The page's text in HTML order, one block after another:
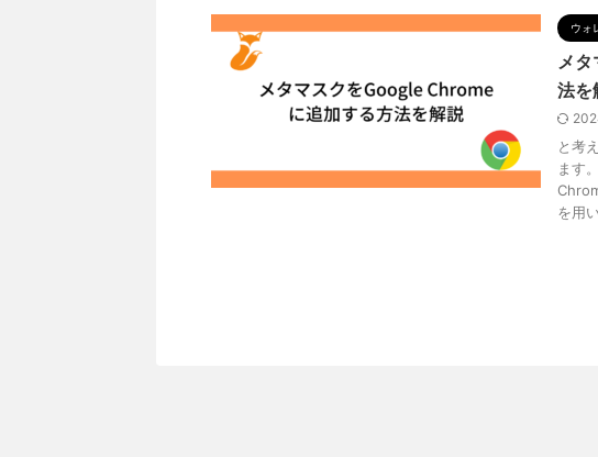
ウォ
メ
法を
と考
ます
を用